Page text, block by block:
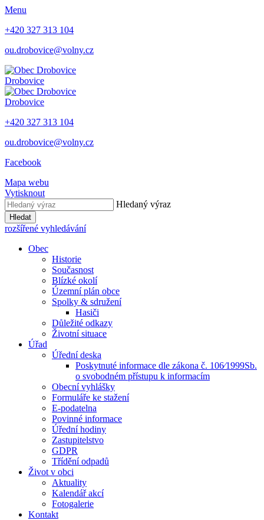
Menu
+420 327 313 104
ou.drobovice@volny.cz
Drobovice
Drobovice
+420 327 313 104
ou.drobovice@volny.cz
Facebook
Mapa webu
Vytisknout
Hledaný výraz
Hledat
rozšířené vyhledávání
Obec
Historie
Současnost
Blízké okolí
Územní plán obce
Spolky & sdružení
Hasiči
Důležité odkazy
Životní situace
Úřad
Úřední deska
Poskytnuté informace dle zákona č. 106⁄1999Sb.
o svobodném přístupu k informacím
Obecní vyhlášky
Formuláře ke stažení
E-podatelna
Povinné informace
Úřední hodiny
Zastupitelstvo
GDPR
Třídění odpadů
Život v obci
Aktuality
Kalendář akcí
Fotogalerie
Kontakt